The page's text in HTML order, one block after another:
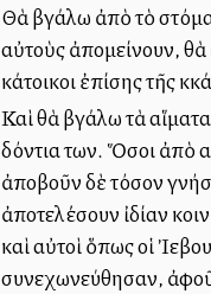
Θὰ βγάλω ἀπὸ τὸ
αὐτοὺς ἀπομείνουν, θὰ
κάτοικοι ἐπίσης τῆς
Καὶ θὰ βγάλω τὰ
δόντια των. Ὅσοι ἀπὸ
ἀποβοῦν δὲ τόσον
ἀποτελέσουν ἰδίαν
καὶ αὐτοὶ ὅπως οἱ
συνεχωνεύθησαν,